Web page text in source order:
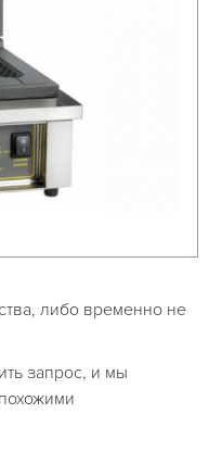
либо временно не
запрос, и мы